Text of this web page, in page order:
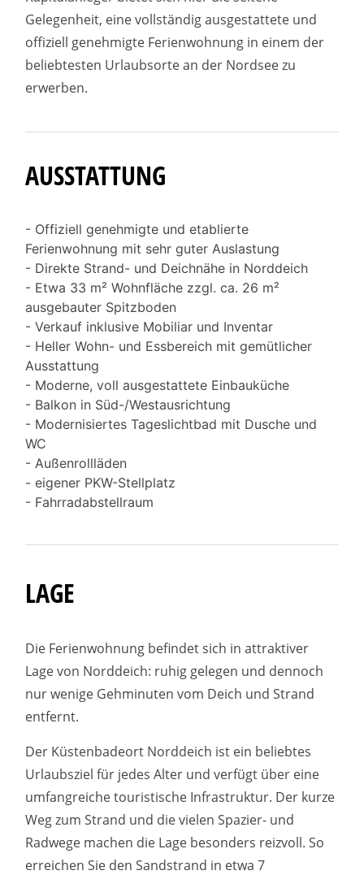
Gelegenheit, eine vollständig ausgestattete und
offiziell genehmigte Ferienwohnung in einem der
beliebtesten Urlaubsorte an der Nordsee zu
erwerben.
AUSSTATTUNG
- Offiziell genehmigte und etablierte
Ferienwohnung mit sehr guter Auslastung
- Direkte Strand- und Deichnähe in Norddeich
- Etwa 33 m² Wohnfläche zzgl. ca. 26 m²
ausgebauter Spitzboden
- Verkauf inklusive Mobiliar und Inventar
- Heller Wohn- und Essbereich mit gemütlicher
Ausstattung
- Moderne, voll ausgestattete Einbauküche
- Balkon in Süd-/Westausrichtung
- Modernisiertes Tageslichtbad mit Dusche und
WC
- Außenrollläden
- eigener PKW-Stellplatz
- Fahrradabstellraum
LAGE
Die Ferienwohnung befindet sich in attraktiver
Lage von Norddeich: ruhig gelegen und dennoch
nur wenige Gehminuten vom Deich und Strand
entfernt.
Der Küstenbadeort Norddeich ist ein beliebtes
Urlaubsziel für jedes Alter und verfügt über eine
umfangreiche touristische Infrastruktur. Der kurze
Weg zum Strand und die vielen Spazier- und
Radwege machen die Lage besonders reizvoll. So
erreichen Sie den Sandstrand in etwa 7